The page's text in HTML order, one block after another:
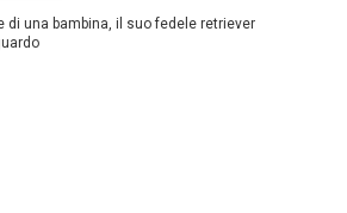
di una bambina, il suo fedele retriever